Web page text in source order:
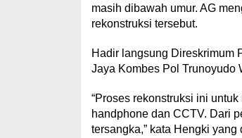
masih dibawah umur. AG
rekonstruksi tersebut.
Hadir langsung Direskrimum
Jaya Kombes Pol Trunoyudo
“Proses rekonstruksi ini
handphone dan CCTV. Dari
tersangka,” kata Hengki